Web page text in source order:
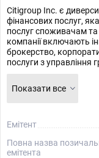
Citigroup Inc. є
фінансових послуг,
послуг споживачам
компанії включають
брокерство,
послуги з управління
Показати все
Емітент
Повна назва
емітента